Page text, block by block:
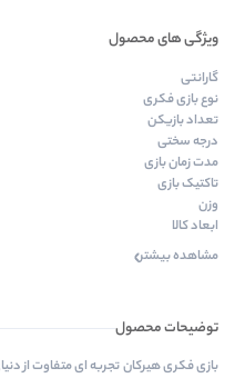
توضیحات محصول
بازی فکری هیرکان تجربه ای متفاوت از
ویژگی های محصول
گارانتی
نوع بازی فکری
تعداد بازیکن
درجه سختی
مدت زمان بازی
تاکتیک بازی
وزن
ابعاد کالا
مشاهده بیشتر